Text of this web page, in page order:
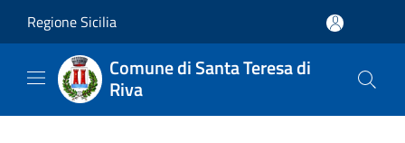
Regione Sicilia
Comune di Santa Teresa di
Riva